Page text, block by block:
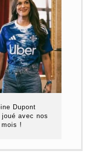
Dupont
avec nos
!